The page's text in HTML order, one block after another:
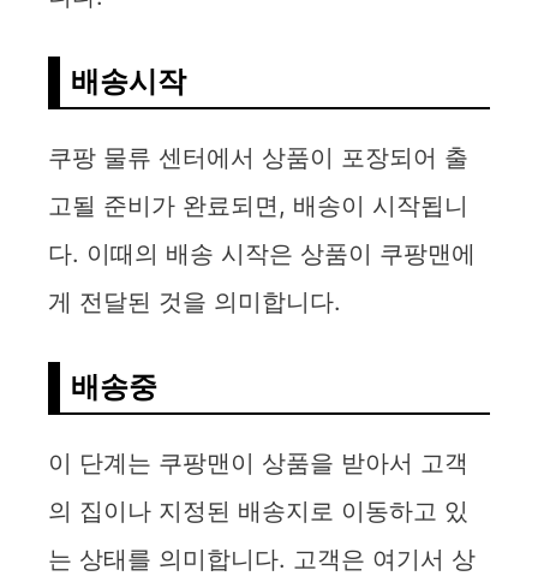
배송시작
쿠팡 물류 센터에서 상품이 포장되어 출
고될 준비가 완료되면, 배송이 시작됩니
다. 이때의 배송 시작은 상품이 쿠팡맨에
게 전달된 것을 의미합니다.
배송중
이 단계는 쿠팡맨이 상품을 받아서 고객
의 집이나 지정된 배송지로 이동하고 있
는 상태를 의미합니다. 고객은 여기서 상